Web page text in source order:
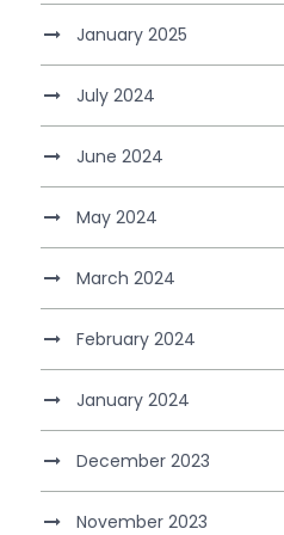
January 2025
July 2024
June 2024
May 2024
March 2024
February 2024
January 2024
December 2023
November 2023